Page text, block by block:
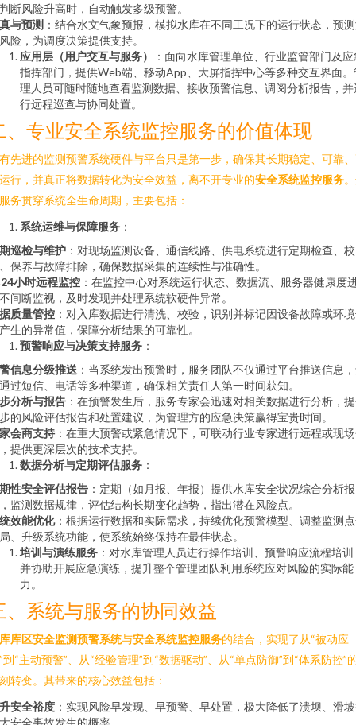
断风险升高时，自动触发多级预警。
与预测 ：结合水文气象预报，模拟水库在不同工况下的运行状态，预
险，为调度决策提供支持。
应用层（用户交互与服务）
：面向水库管理单位、行业监管部门及
指挥部门，提供Web端、移动App、大屏指挥中心等多种交互界面。
理人员可随时随地查看监测数据、接收预警信息、调阅分析报告，并
行远程巡查与协同处置。
、专业安全系统监控服务的价值体现
先进的监测预警系统硬件与平台只是第一步，确保其长期稳定、可靠
行，并真正将数据转化为安全效益，离不开专业的安全系统监控服务
务贯穿系统全生命周期，主要包括：
系统运维与保障服务 ：
巡检与维护 ：对现场监测设备、通信线路、供电系统进行定期检查、校
保养与故障排除，确保数据采集的连续性与准确性。
小时远程监控 ：在监控中心对系统运行状态、数据流、服务器健康度
间断监视，及时发现并处理系统软硬件异常。
质量管控 ：对入库数据进行清洗、校验，识别并标记因设备故障或环
生的异常值，保障分析结果的可靠性。
预警响应与决策支持服务 ：
信息分级推送 ：当系统发出预警时，服务团队不仅通过平台推送信息
过短信、电话等多种渠道，确保相关责任人第一时间获知。
分析与报告 ：在预警发生后，服务专家会迅速对相关数据进行分析，
的风险评估报告和处置建议，为管理方的应急决策赢得宝贵时间。
会商支持 ：在重大预警或紧急情况下，可联动行业专家进行远程或现
提供更深层次的技术支持。
数据分析与定期评估服务 ：
性安全评估报告 ：定期（如月报、年报）提供水库安全状况综合分析报
监测数据规律，评估结构长期变化趋势，指出潜在风险点。
效能优化：根据运行数据和实际需求，持续优化预警模型、调整监测
、升级系统功能，使系统始终保持在最佳状态。
培训与演练服务 ：对水库管理人员进行操作培训、预警响应流程培训
并协助开展应急演练，提升整个管理团队利用系统应对风险的实际能
力。
、系统与服务的协同效益
库区安全监测预警系统与安全系统监控服务的结合，实现了从“被动应
到“主动预警”、从“经验管理”到“数据驱动”、从“单点防御”到“体系防控”
转变。其带来的核心效益包括：
安全裕度 ：实现风险早发现、早预警、早处置，极大降低了溃坝、滑
安全事故发生的概率。